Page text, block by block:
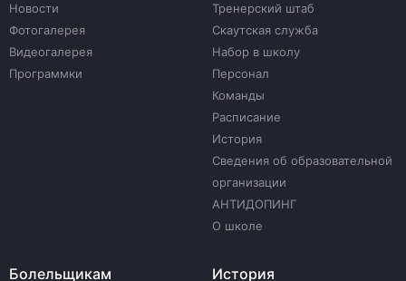
Новости
Фотогалерея
Видеогалерея
Программки
Тренерский штаб
Скаутская служба
Набор в школу
Персонал
Команды
Расписание
История
Сведения об образовательной
организации
АНТИДОПИНГ
О школе
Болельщикам История